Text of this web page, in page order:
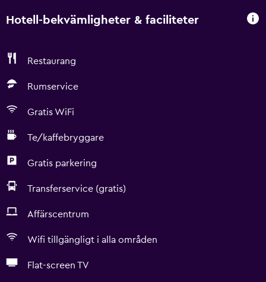
Hotell-bekvämligheter & faciliteter
Restaurang
Rumservice
Gratis WiFi
Te/kaffebryggare
Gratis parkering
Transferservice (gratis)
Affärscentrum
Wifi tillgängligt i alla områden
Flat-screen TV